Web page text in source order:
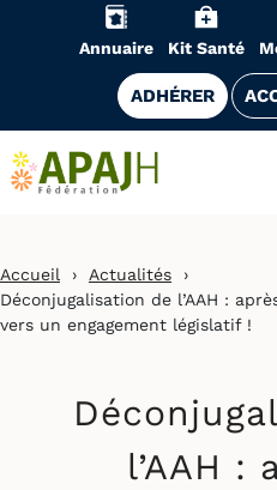
Annuaire Kit Santé
ADHÉRER
Accueil › Actualités
›
Déconjugalisation de l’AAH :
vers un engagement législatif !
l’AAH :